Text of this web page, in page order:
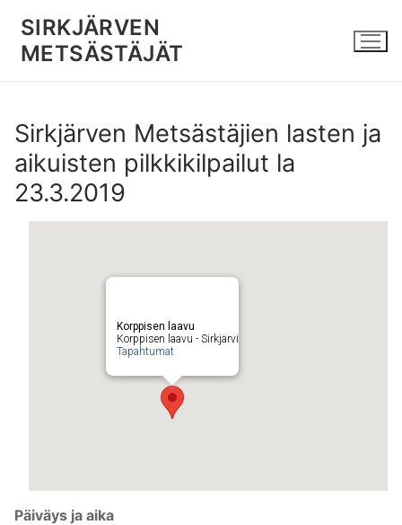
sisältöön
SIRKJÄRVEN
METSÄSTÄJÄT
Sirkjärven Metsästäjien lasten ja
aikuisten pilkkikilpailut la
23.3.2019
Korppisen laavu
Korppisen laavu - Sirkjärvi
Tapahtumat
Päiväys ja aika